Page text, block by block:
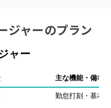
ジャーのプラン
ャー
主な機能・備考
勤怠打刻・基本